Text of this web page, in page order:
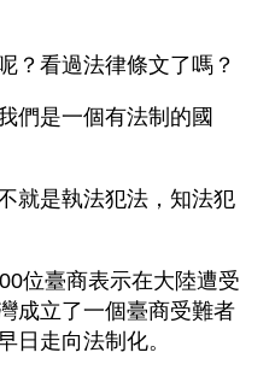
？看過法律條文了嗎？
們是一個有法制的國
就是執法犯法，知法犯
位臺商表示在大陸遭受
成立了一個臺商受難者
日走向法制化。